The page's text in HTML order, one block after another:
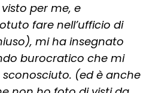
per me, e
fare nell’ufficio di
mi ha insegnato
burocratico che mi
(ed è anche